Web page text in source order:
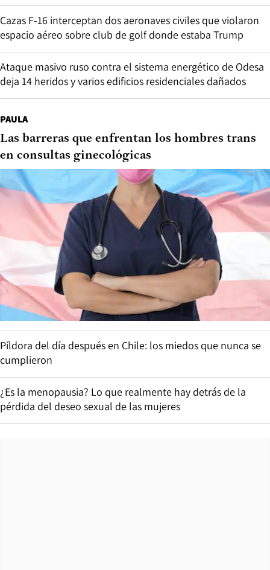
Cazas F-16 interceptan dos aeronaves civiles que violaron
espacio aéreo sobre club de golf donde estaba Trump
Ataque masivo ruso contra el sistema energético de Odesa
deja 14 heridos y varios edificios residenciales dañados
PAULA
Las barreras que enfrentan los hombres trans
en consultas ginecológicas
Píldora del día después en Chile: los miedos que nunca se
cumplieron
¿Es la menopausia? Lo que realmente hay detrás de la
pérdida del deseo sexual de las mujeres